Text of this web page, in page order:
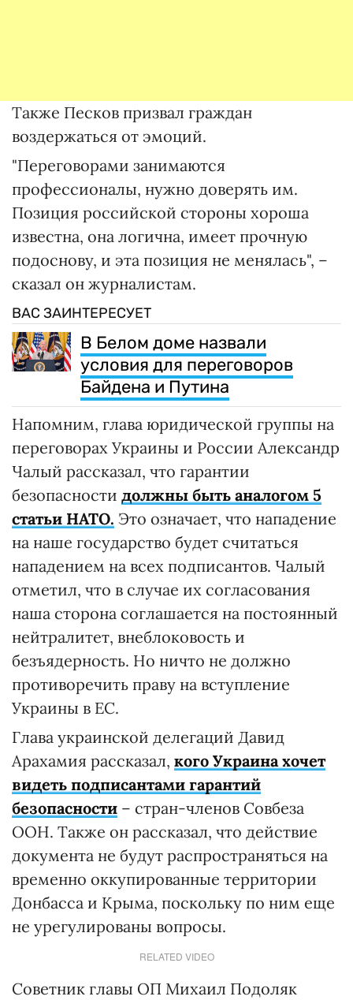
Также Песков призвал граждан
воздержаться от эмоций.
"Переговорами занимаются
профессионалы, нужно доверять им.
Позиция российской стороны хороша
известна, она логична, имеет прочную
подоснову, и эта позиция не менялась", –
сказал он журналистам.
ВАС ЗАИНТЕРЕСУЕТ
В Белом доме назвали
условия для переговоров
Байдена и Путина
Напомним, глава юридической группы на
переговорах Украины и России Александр
Чалый рассказал, что гарантии
безопасности должны быть аналогом 5
статьи НАТО. Это означает, что нападение
на наше государство будет считаться
нападением на всех подписантов. Чалый
отметил, что в случае их согласования
наша сторона соглашается на постоянный
нейтралитет, внеблоковость и
безъядерность. Но ничто не должно
противоречить праву на вступление
Украины в ЕС.
Глава украинской делегаций Давид
Арахамия рассказал, кого Украина хочет
видеть подписантами гарантий
безопасности – стран-членов Совбеза
ООН. Также он рассказал, что действие
документа не будут распространяться на
временно оккупированные территории
Донбасса и Крыма, поскольку по ним еще
не урегулированы вопросы.
RELATED VIDEO
Советник главы ОП Михаил Подоляк